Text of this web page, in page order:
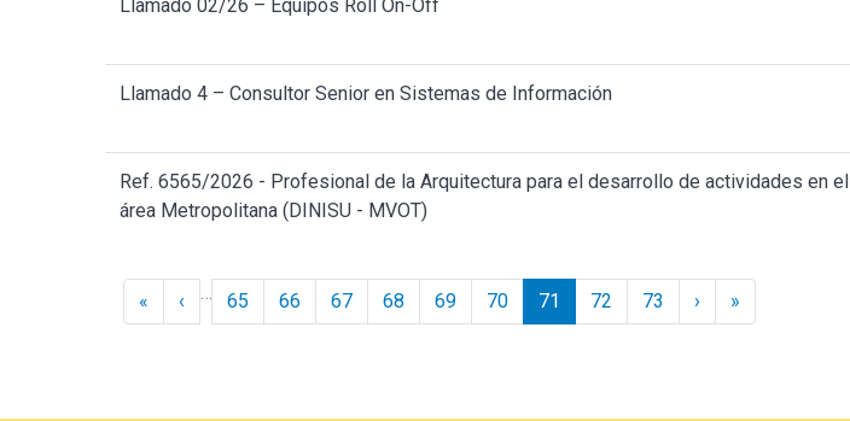
Llamado 02/26 – Equipos Roll On-Off
Llamado 4 – Consultor Senior en Sistemas de Información
Ref. 6565/2026 - Profesional de la Arquitectura para el desarrollo de actividades en el
área Metropolitana (DINISU - MVOT)
Paginación
« « Inicio
‹ ‹ Anterior
65 66 67 68 69 70 71 72 73 › Siguiente ›
»